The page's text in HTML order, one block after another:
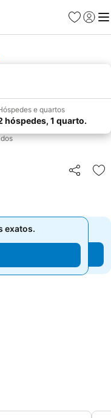
Favoritos
Iniciar
e quartos
hóspedes, 1 quarto.
Partilhar
exatos.
exatos.